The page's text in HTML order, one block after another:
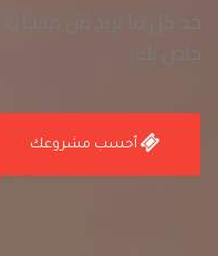
جد كل ما تريد من منتجات
خاص بك
أحسب مشروعك